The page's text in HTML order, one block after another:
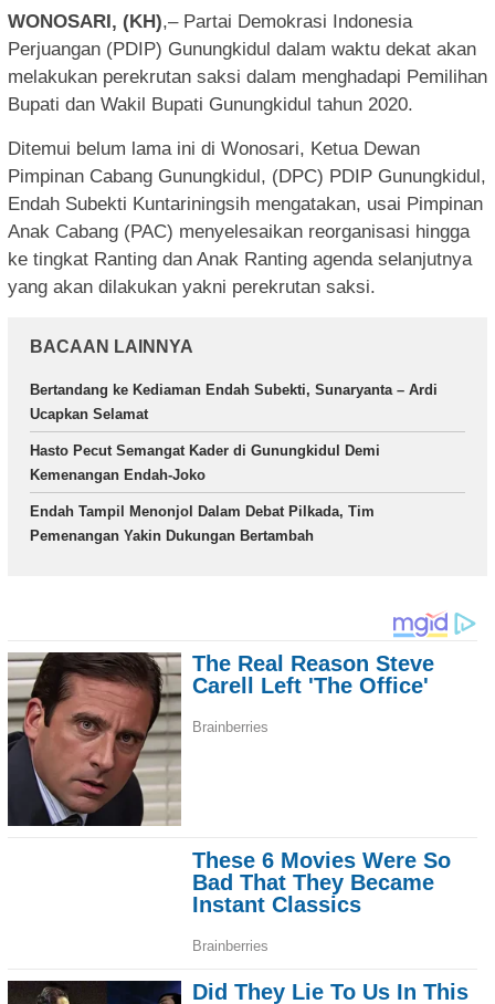
WONOSARI, (KH),– Partai Demokrasi Indonesia
Perjuangan (PDIP) Gunungkidul dalam waktu dekat akan
melakukan perekrutan saksi dalam menghadapi Pemilihan
Bupati dan Wakil Bupati Gunungkidul tahun 2020.
Ditemui belum lama ini di Wonosari, Ketua Dewan
Pimpinan Cabang Gunungkidul, (DPC) PDIP Gunungkidul,
Endah Subekti Kuntariningsih mengatakan, usai Pimpinan
Anak Cabang (PAC) menyelesaikan reorganisasi hingga
ke tingkat Ranting dan Anak Ranting agenda selanjutnya
yang akan dilakukan yakni perekrutan saksi.
BACAAN LAINNYA
Bertandang ke Kediaman Endah Subekti, Sunaryanta – Ardi
Ucapkan Selamat
Hasto Pecut Semangat Kader di Gunungkidul Demi
Kemenangan Endah-Joko
Endah Tampil Menonjol Dalam Debat Pilkada, Tim
Pemenangan Yakin Dukungan Bertambah